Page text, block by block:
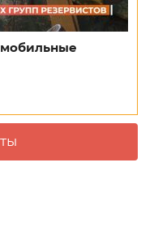
мобильные